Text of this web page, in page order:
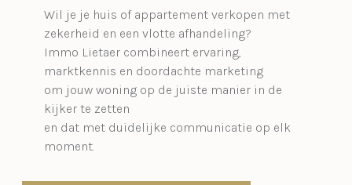
Wil je je huis of appartement verkopen met
zekerheid en een vlotte afhandeling?
Immo Lietaer combineert ervaring,
marktkennis en doordachte marketing
om jouw woning op de juiste manier in de
kijker te zetten
en dat met duidelijke communicatie op elk
moment.